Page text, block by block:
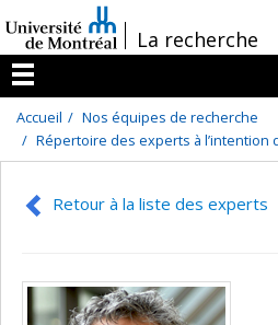
au
contenu
/La recherche
Menu
Accueil
Nos équipes de recherche
Répertoire des experts à l’intention
Retour à la liste des experts